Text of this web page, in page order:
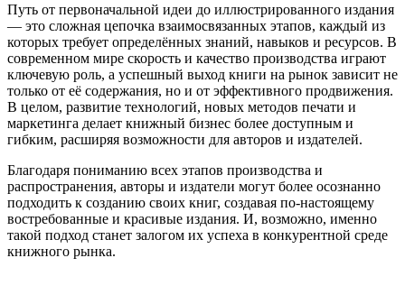
Путь от первоначальной идеи до иллюстрированного издания
— это сложная цепочка взаимосвязанных этапов, каждый из
которых требует определённых знаний, навыков и ресурсов. В
современном мире скорость и качество производства играют
ключевую роль, а успешный выход книги на рынок зависит не
только от её содержания, но и от эффективного продвижения.
В целом, развитие технологий, новых методов печати и
маркетинга делает книжный бизнес более доступным и
гибким, расширяя возможности для авторов и издателей.
Благодаря пониманию всех этапов производства и
распространения, авторы и издатели могут более осознанно
подходить к созданию своих книг, создавая по-настоящему
востребованные и красивые издания. И, возможно, именно
такой подход станет залогом их успеха в конкурентной среде
книжного рынка.